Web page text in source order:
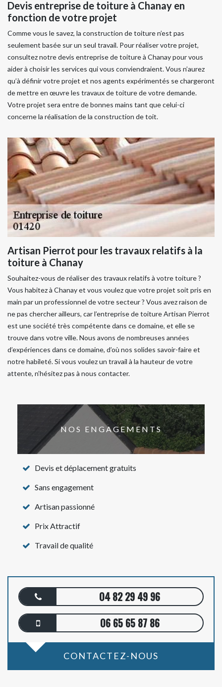
Devis entreprise de toiture à Chanay en
fonction de votre projet
Comme vous le savez, la construction de toiture n’est pas
seulement basée sur un seul travail. Pour réaliser votre projet,
consultez notre devis entreprise de toiture à Chanay pour vous
aider à choisir les services qui vous conviendraient. Vous n’aurez
qu’à définir votre projet et nos agents expérimentés se chargeront
de mettre en œuvre les travaux de toiture de votre demande.
Votre projet sera entre de bonnes mains tant que celui-ci
concerne la réalisation de la construction de toit.
Artisan Pierrot pour les travaux relatifs à la
toiture à Chanay
Souhaitez-vous de réaliser des travaux relatifs à votre toiture ?
Vous habitez à Chanay et vous voulez que votre projet soit pris en
main par un professionnel de votre secteur ? Vous avez raison de
ne pas chercher ailleurs, car l’entreprise de toiture Artisan Pierrot
est une société très compétente dans ce domaine, et elle se
trouve dans votre ville. Nous avons de nombreuses années
d’expériences dans ce domaine, d’où nos solides savoir-faire et
notre habileté. Si vous voulez un travail à la hauteur de votre
attente, n’hésitez pas à nous contacter.
NOS ENGAGEMENTS
Devis et déplacement gratuits
Sans engagement
Artisan passionné
Prix Attractif
Travail de qualité
04 82 29 49 96
06 65 65 87 86
CONTACTEZ-NOUS